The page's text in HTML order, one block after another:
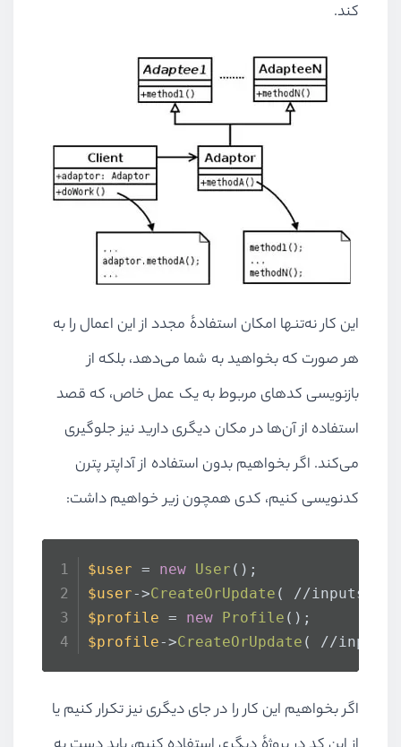
کند.
این کار نه‌تنها امکان استفادهٔ مجدد از این اعمال را به
هر صورت که بخواهید به شما می‌دهد، بلکه از
بازنویسی کدهای مربوط به یک عمل خاص، که قصد
استفاده از آن‌ها در مکان دیگری دارید نیز جلوگیری
می‌کند. اگر بخواهیم بدون استفاده از آداپتر پترن
کدنویسی کنیم، کدی همچون زیر خواهیم داشت:
$user = new User ();
$user->CreateOrUpdate ( //inputs );
$profile = new Profile ();
$profile->CreateOrUpdate ( //inputs
اگر بخواهیم این کار را در جای دیگری نیز تکرار کنیم یا